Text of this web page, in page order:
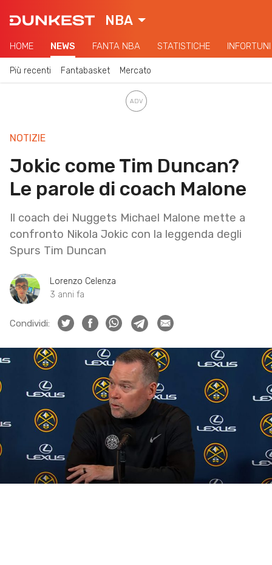
NBA
HOME NEWS FANTA NBA STATISTICHE INFORTUNI
Più recenti Fantabasket Mercato
NOTIZIE
Jokic come Tim Duncan?
Le parole di coach Malone
Il coach dei Nuggets Michael Malone mette a
confronto Nikola Jokic con la leggenda degli
Spurs Tim Duncan
Lorenzo Celenza
3 anni fa
Condividi: